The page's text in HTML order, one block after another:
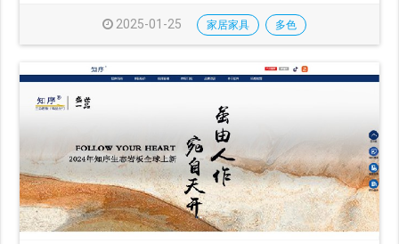
2025-01-25 家居家具 多色